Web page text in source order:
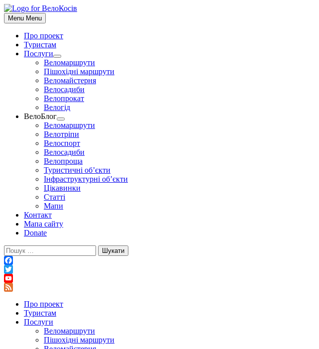
До
контенту
Menu Menu
Про проект
Туристам
Послуги
Show
sub
menu
Веломаршрути
Пішохідні маршрути
Веломайстерня
Велосадиби
Велопрокат
Велогід
ВелоБлог
Show
sub
menu
Веломаршрути
Велотріпи
Велоспорт
Велосадиби
Велопроща
Туристичні об’єкти
Інфраструктурні об’єкти
Цікавинки
Статті
Мапи
Контакт
Мапа сайту
Donate
Пошук:
Facebook
Twitter
YouTube
Про проект
Туристам
Послуги
Веломаршрути
Пішохідні маршрути